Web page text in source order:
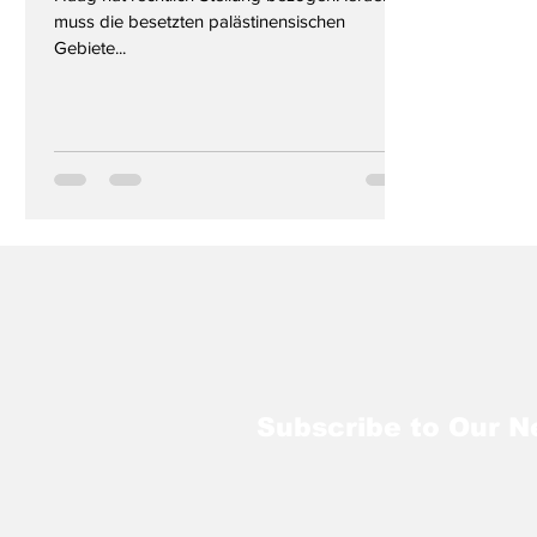
muss die besetzten palästinensischen
Gebiete...